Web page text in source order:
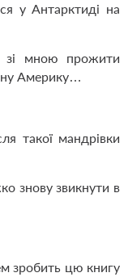
у Антарктиді на
зі мною прожити
Америку…
такої мандрівки
знову звикнути в
зробить цю книгу